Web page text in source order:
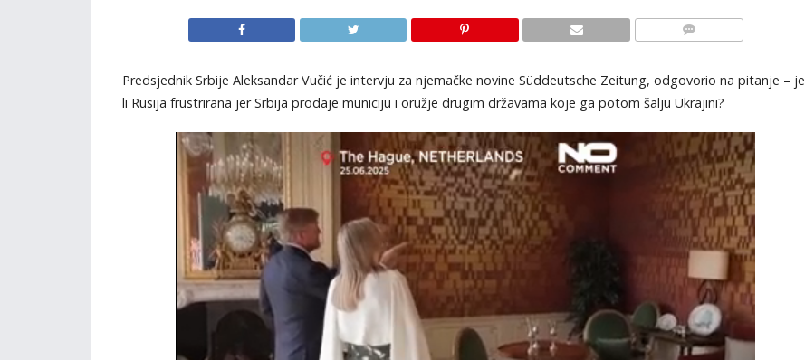
Predsjednik Srbije Aleksandar Vučić je intervju za njemačke novine Süddeutsche Zeitung, odgovorio na pitanje – je
li Rusija frustrirana jer Srbija prodaje municiju i oružje drugim državama koje ga potom šalju Ukrajini?